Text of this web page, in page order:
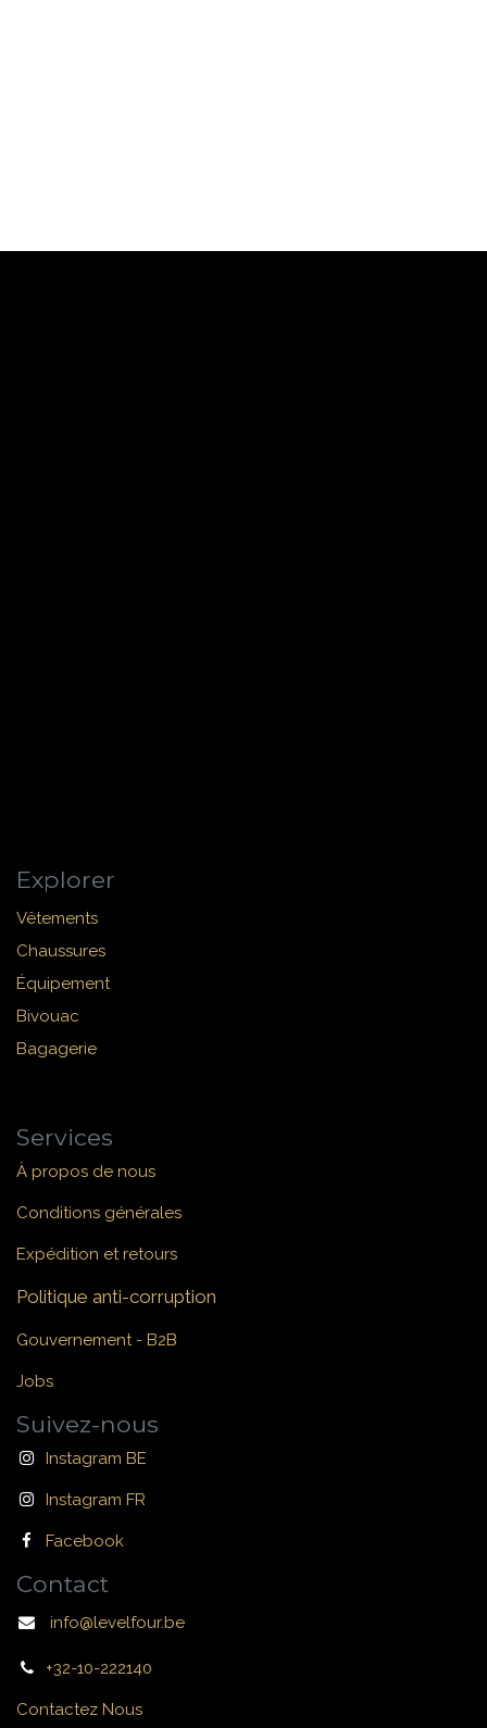
Explorer
Vêtements
Chaussures
Équipement
Bivouac
Bagagerie
Services
À propos de nous
Conditions générales
Expédition et retours
Politique anti-corruption
Gouvernement - B2B
Jobs
Suivez-nous
Instagram BE
Instagram FR
Facebook
Contact
info@levelfour.be
+32-10-222140
Contactez Nous